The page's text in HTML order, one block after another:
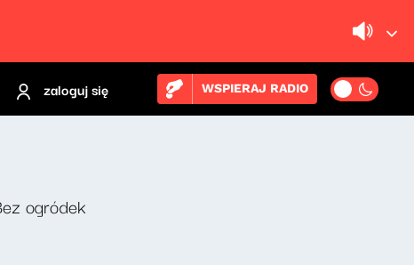
zaloguj się WSPIERAJ RADIO
ogródek